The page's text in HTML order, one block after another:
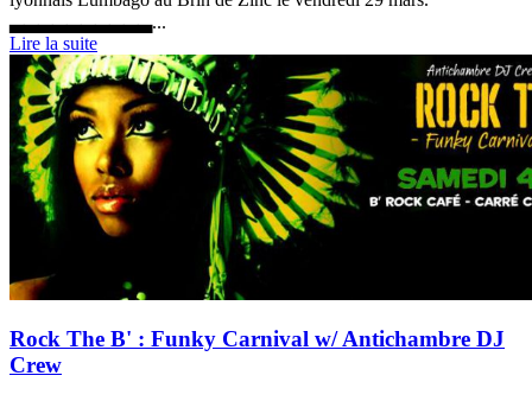
▃▃▃▃▃▃▃▃▃▃...
Lire la suite
Rock The B' : Funky Carnival w/ Antichambre DJ
Crew